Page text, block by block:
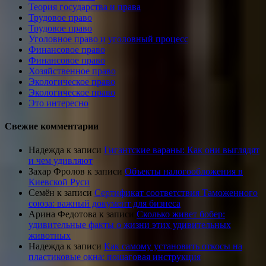
Теория государства и права
Трудовое право
Трудовое право
Уголовное право и уголовный процесс
Финансовое право
Финансовое право
Хозяйственное право
Экологическое право
Экологическое право
Это интересно
Свежие комментарии
Надежда к записи Гигантские вараны: Как они выглядят
и чем удивляют
Захар Фролов к записи Объекты налогообложения в
Киевской Руси
Семён к записи Сертификат соответствия Таможенного
союза: важный документ для бизнеса
Арина Федотова к записи Сколько живет бобер:
удивительные факты о жизни этих удивительных
животных
Надежда к записи Как самому установить откосы на
пластиковые окна: пошаговая инструкция